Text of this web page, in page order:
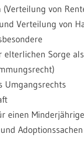
von
Verteilung von
Sorge
Umgangsrechts
einen
Adoptionssachen